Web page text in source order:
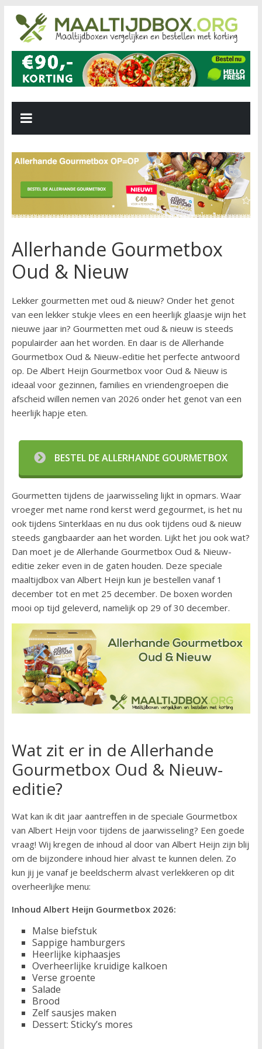
Allerhande Gourmetbox
Oud & Nieuw
Lekker gourmetten met oud & nieuw? Onder het genot
van een lekker stukje vlees en een heerlijk glaasje wijn het
nieuwe jaar in? Gourmetten met oud & nieuw is steeds
populairder aan het worden. En daar is de Allerhande
Gourmetbox Oud & Nieuw-editie het perfecte antwoord
op. De Albert Heijn Gourmetbox voor Oud & Nieuw is
ideaal voor gezinnen, families en vriendengroepen die
afscheid willen nemen van 2026 onder het genot van een
heerlijk hapje eten.
BESTEL DE ALLERHANDE GOURMETBOX
Gourmetten tijdens de jaarwisseling lijkt in opmars. Waar
vroeger met name rond kerst werd gegourmet, is het nu
ook tijdens Sinterklaas en nu dus ook tijdens oud & nieuw
steeds gangbaarder aan het worden. Lijkt het jou ook wat?
Dan moet je de Allerhande Gourmetbox Oud & Nieuw-
editie zeker even in de gaten houden. Deze speciale
maaltijdbox van Albert Heijn kun je bestellen vanaf 1
december tot en met 25 december. De boxen worden
mooi op tijd geleverd, namelijk op 29 of 30 december.
Wat zit er in de Allerhande
Gourmetbox Oud & Nieuw-
editie?
Wat kan ik dit jaar aantreffen in de speciale Gourmetbox
van Albert Heijn voor tijdens de jaarwisseling? Een goede
vraag! Wij kregen de inhoud al door van Albert Heijn zijn blij
om de bijzondere inhoud hier alvast te kunnen delen. Zo
kun jij je vanaf je beeldscherm alvast verlekkeren op dit
overheerlijke menu:
Inhoud Albert Heijn Gourmetbox 2026:
Malse biefstuk
Sappige hamburgers
Heerlijke kiphaasjes
Overheerlijke kruidige kalkoen
Verse groente
Salade
Brood
Zelf sausjes maken
Dessert: Sticky’s mores